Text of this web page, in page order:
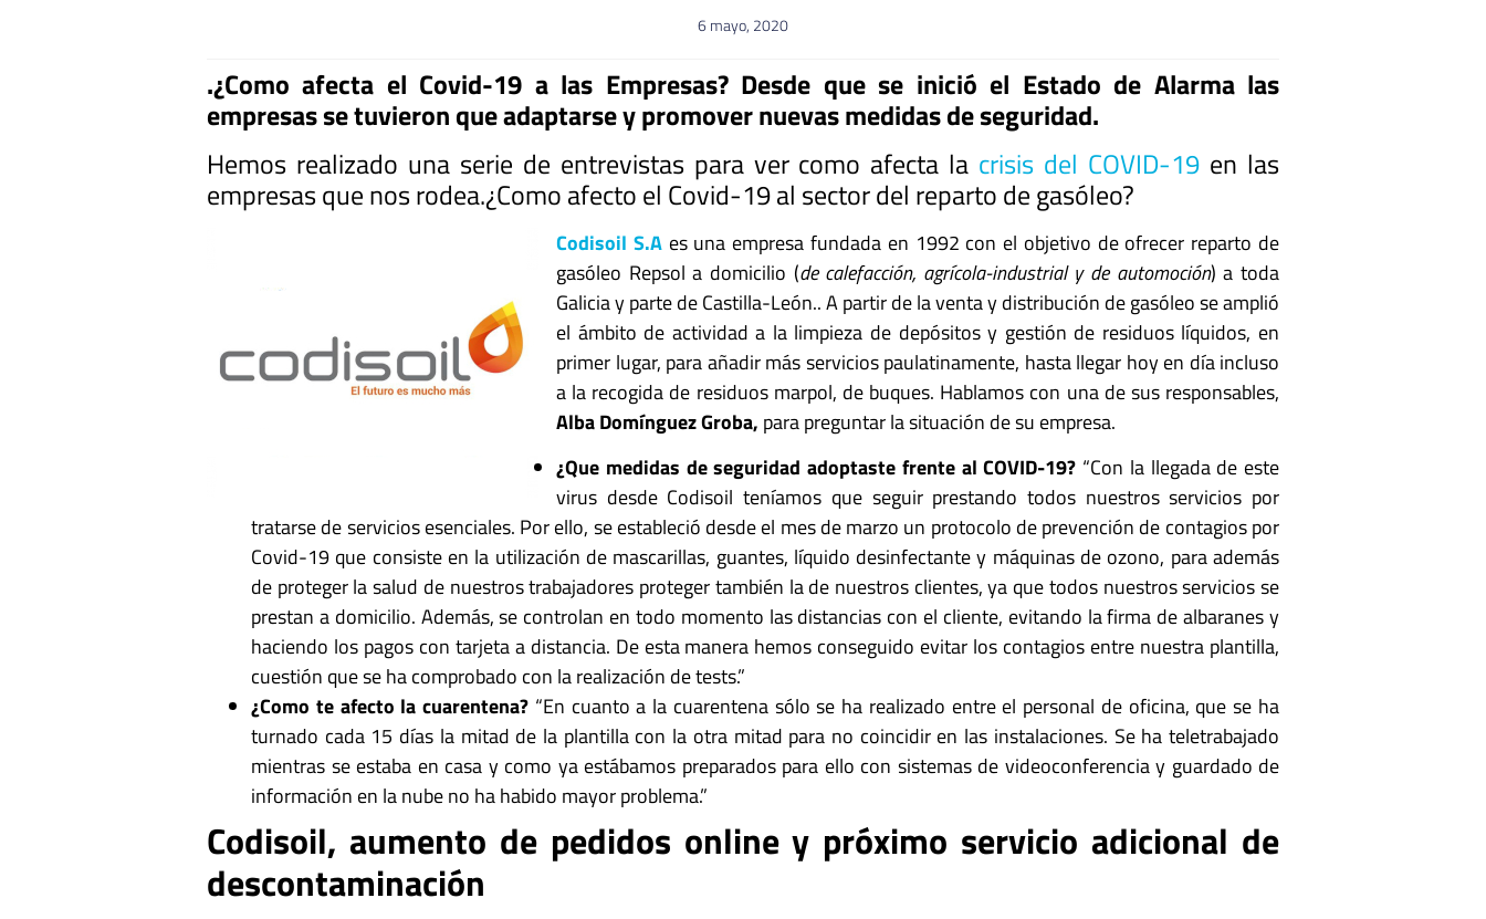
6 mayo, 2020
.¿Como afecta el Covid-19 a las Empresas? Desde que se inició el Estado de Alarma las
empresas se tuvieron que adaptarse y promover nuevas medidas de seguridad.
Hemos realizado una serie de entrevistas para ver como afecta la crisis del COVID-19 en las
empresas que nos rodea.¿Como afecto el Covid-19 al sector del reparto de gasóleo?
Codisoil S.A es una empresa fundada en 1992 con el objetivo de ofrecer reparto de
gasóleo Repsol a domicilio (de calefacción, agrícola-industrial y de automoción) a toda
Galicia y parte de Castilla-León.. A partir de la venta y distribución de gasóleo se amplió
el ámbito de actividad a la limpieza de depósitos y gestión de residuos líquidos, en
primer lugar, para añadir más servicios paulatinamente, hasta llegar hoy en día incluso
a la recogida de residuos marpol, de buques. Hablamos con una de sus responsables,
Alba Domínguez Groba, para preguntar la situación de su empresa.
¿Que medidas de seguridad adoptaste frente al COVID-19? “Con la llegada de este
virus desde Codisoil teníamos que seguir prestando todos nuestros servicios por
tratarse de servicios esenciales. Por ello, se estableció desde el mes de marzo un protocolo de prevención de contagios por
Covid-19 que consiste en la utilización de mascarillas, guantes, líquido desinfectante y máquinas de ozono, para además
de proteger la salud de nuestros trabajadores proteger también la de nuestros clientes, ya que todos nuestros servicios se
prestan a domicilio. Además, se controlan en todo momento las distancias con el cliente, evitando la firma de albaranes y
haciendo los pagos con tarjeta a distancia. De esta manera hemos conseguido evitar los contagios entre nuestra plantilla,
cuestión que se ha comprobado con la realización de tests.”
¿Como te afecto la cuarentena? “En cuanto a la cuarentena sólo se ha realizado entre el personal de oficina, que se ha
turnado cada 15 días la mitad de la plantilla con la otra mitad para no coincidir en las instalaciones. Se ha teletrabajado
mientras se estaba en casa y como ya estábamos preparados para ello con sistemas de videoconferencia y guardado de
información en la nube no ha habido mayor problema.”
Codisoil, aumento de pedidos online y próximo servicio adicional de
descontaminación